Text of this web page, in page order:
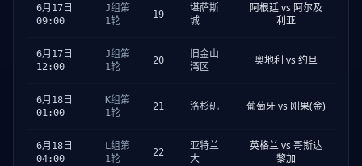
6月17日
09:00
J组第
1轮
19
堪萨斯
城
阿根廷 vs 阿尔及
利亚
6月17日
12:00
J组第
1轮
20
旧金山
湾区
奥地利 vs 约旦
6月18日
01:00
K组第
1轮
21 洛杉矶 葡萄牙 vs 刚果(金)
6月18日
04:00
L组第
1轮
22
亚特兰
大
英格兰 vs 哥斯达
黎加